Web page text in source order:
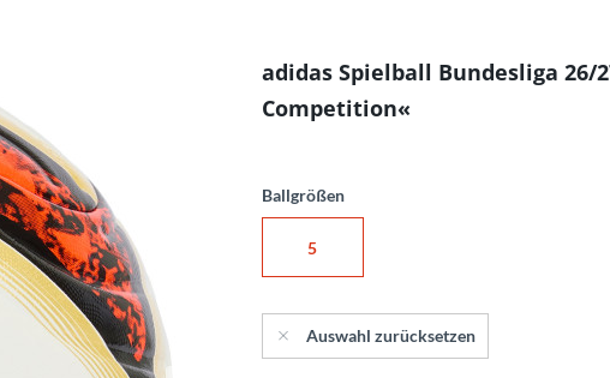
adidas Spielball Bundesliga 26/
Competition«
Ballgrößen
5
Auswahl zurücksetzen